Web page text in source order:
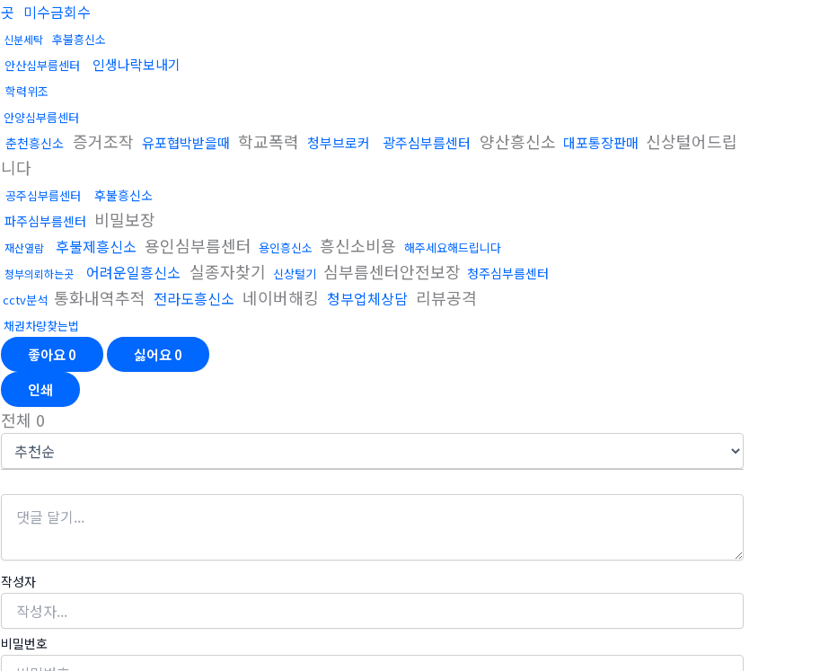
곳 미수금회수
신분세탁 후불흥신소
안산심부름센터
인생나락보내기
학력위조
안양심부름센터
춘천흥신소 증거조작 유포협박받을때 학교폭력 청부브로커 광주심부름센터 양산흥신소 대포통장판매 신상털어드립
니다
공주심부름센터
후불흥신소
파주심부름센터 비밀보장
재산열람 후불제흥신소 용인심부름센터 용인흥신소 흥신소비용 해주세요해드립니다
청부의뢰하는곳 어려운일흥신소 실종자찾기 신상털기 심부름센터안전보장 청주심부름센터
cctv분석 통화내역추적 전라도흥신소 네이버해킹 청부업체상담 리뷰공격
채권차량찾는법
좋아요0 싫어요0
인쇄
전체 0
작성자
비밀번호